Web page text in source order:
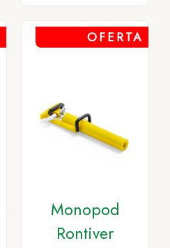
OFERTA
Monopod
Rontiver